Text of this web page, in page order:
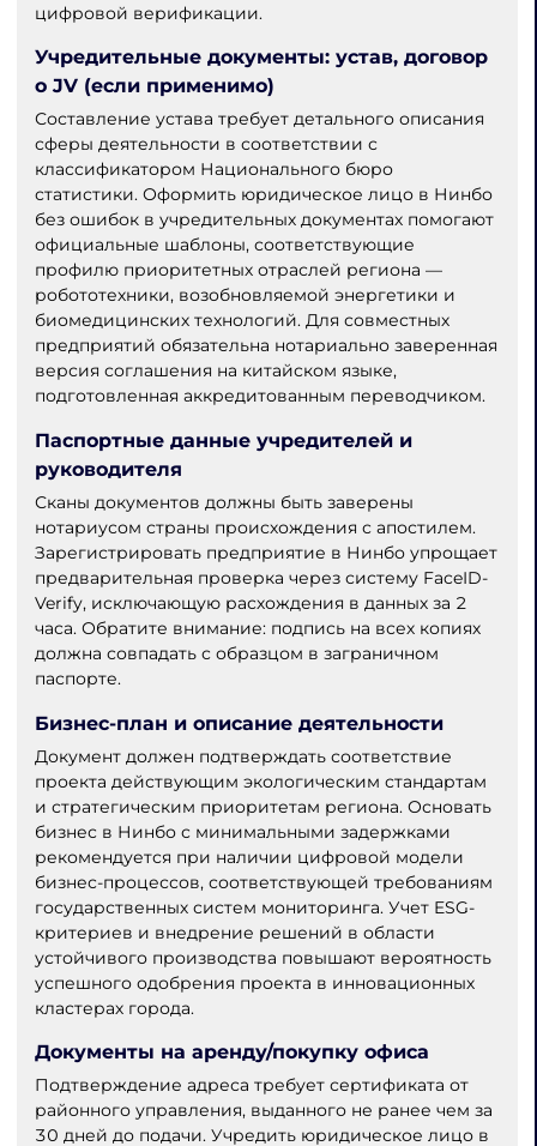
цифровой верификации.
Учредительные документы: устав, договор
о JV (если применимо)
Составление устава требует детального описания
сферы деятельности в соответствии с
классификатором Национального бюро
статистики. Оформить юридическое лицо в Нинбо
без ошибок в учредительных документах помогают
официальные шаблоны, соответствующие
профилю приоритетных отраслей региона —
робототехники, возобновляемой энергетики и
биомедицинских технологий. Для совместных
предприятий обязательна нотариально заверенная
версия соглашения на китайском языке,
подготовленная аккредитованным переводчиком.
Паспортные данные учредителей и
руководителя
Сканы документов должны быть заверены
нотариусом страны происхождения с апостилем.
Зарегистрировать предприятие в Нинбо упрощает
предварительная проверка через систему FaceID-
Verify, исключающую расхождения в данных за 2
часа. Обратите внимание: подпись на всех копиях
должна совпадать с образцом в заграничном
паспорте.
Бизнес-план и описание деятельности
Документ должен подтверждать соответствие
проекта действующим экологическим стандартам
и стратегическим приоритетам региона. Основать
бизнес в Нинбо с минимальными задержками
рекомендуется при наличии цифровой модели
бизнес-процессов, соответствующей требованиям
государственных систем мониторинга. Учет ESG-
критериев и внедрение решений в области
устойчивого производства повышают вероятность
успешного одобрения проекта в инновационных
кластерах города.
Документы на аренду/покупку офиса
Подтверждение адреса требует сертификата от
районного управления, выданного не ранее чем за
30 дней до подачи. Учредить юридическое лицо в